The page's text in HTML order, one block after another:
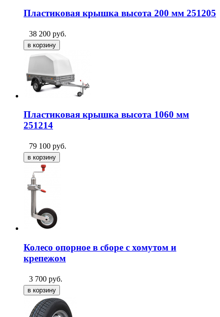
Пластиковая крышка высота 200 мм 251205
38 200 руб.
Пластиковая крышка высота 1060 мм
251214
79 100 руб.
Колесо опорное в сборе с хомутом и
крепежом
3 700 руб.